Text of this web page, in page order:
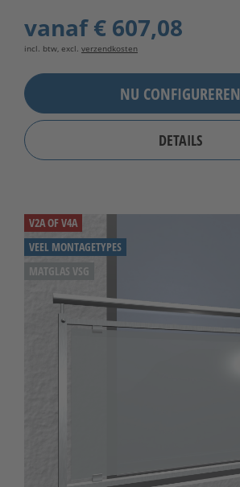
vanaf€ 607,08
incl. btw, excl. verzendkosten
NU CONFIGUREREN
DETAILS
V2A OF V4A
VEEL MONTAGETYPES
MATGLAS VSG